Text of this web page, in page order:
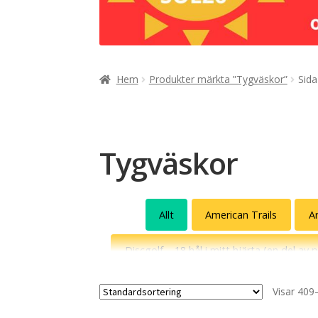
Hem Produkter märkta ”Tygväskor”
Tygväskor
Allt American Trails
Discgolf – 18 hål i mitt hjärta (en del av
Gatuslang Grannen
Visar